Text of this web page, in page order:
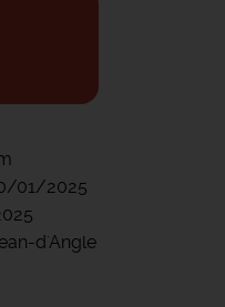
01/2025
d'Angle